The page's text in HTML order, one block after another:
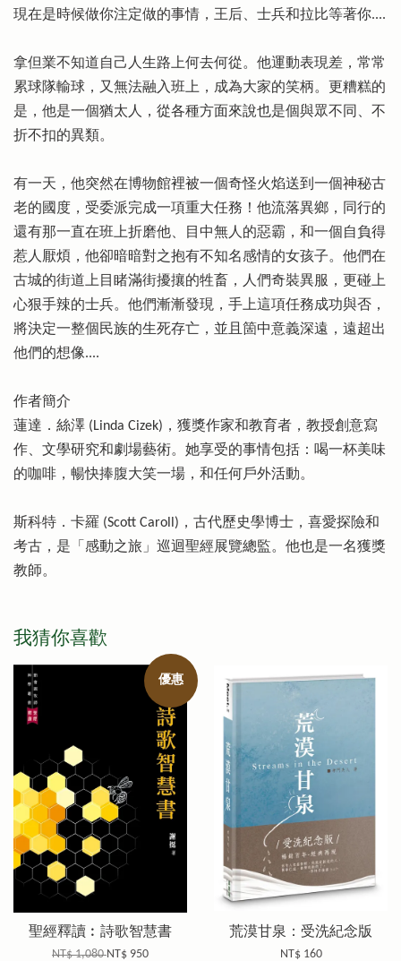
現在是時候做你注定做的事情，王后、士兵和拉比等著你....
拿但業不知道自己人生路上何去何從。他運動表現差，常常
累球隊輸球，又無法融入班上，成為大家的笑柄。更糟糕的
是，他是一個猶太人，從各種方面來說也是個與眾不同、不
折不扣的異類。
有一天，他突然在博物館裡被一個奇怪火焰送到一個神秘古
老的國度，受委派完成一項重大任務！他流落異鄉，同行的
還有那一直在班上折磨他、目中無人的惡霸，和一個自負得
惹人厭煩，他卻暗暗對之抱有不知名感情的女孩子。他們在
古城的街道上目睹滿街擾攘的牲畜，人們奇裝異服，更碰上
心狠手辣的士兵。他們漸漸發現，手上這項任務成功與否，
將決定一整個民族的生死存亡，並且箇中意義深遠，遠超出
他們的想像....
作者簡介
蓮達．絲澤 (Linda Cizek)，獲獎作家和教育者，教授創意寫
作、文學研究和劇場藝術。她享受的事情包括：喝一杯美味
的咖啡，暢快捧腹大笑一場，和任何戶外活動。
斯科特．卡羅 (Scott Caroll)，古代歷史學博士，喜愛探險和
考古，是「感動之旅」巡迴聖經展覽總監。他也是一名獲獎
教師。
我猜你喜歡
優惠
聖經釋讀︰詩歌智慧書
NT$ 1,080NT$ 950
荒漠甘泉：受洗紀念版
NT$ 160